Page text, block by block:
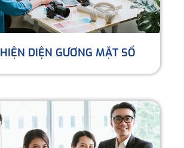
HIỆN DIỆN GƯƠNG MẶT SỐ